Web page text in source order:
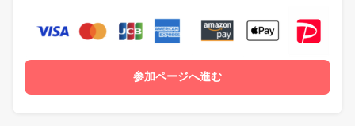
参加ページへ進む